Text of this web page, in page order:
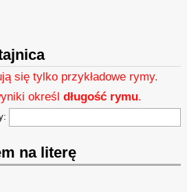
się tylko przykładowe rymy.
określdługość rymu.
na literę